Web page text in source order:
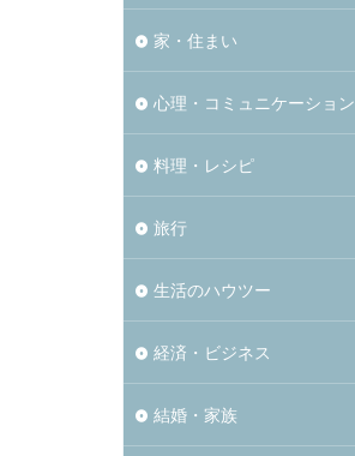
家・住まい
心理・コミュニケーション
料理・レシピ
旅行
生活のハウツー
経済・ビジネス
結婚・家族